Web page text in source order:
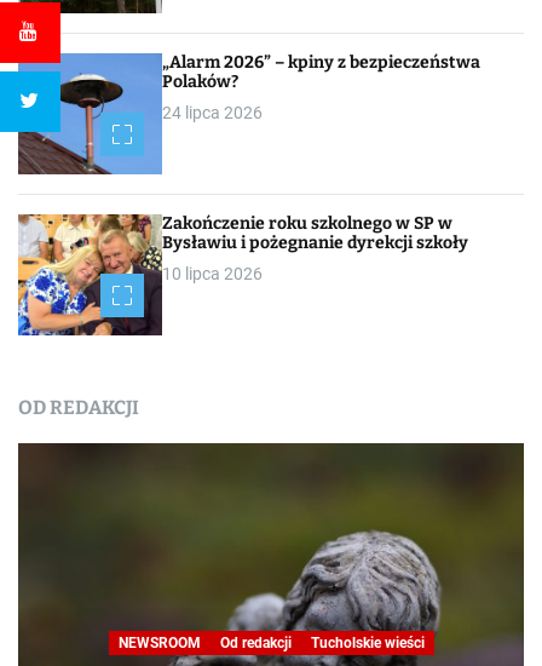
„Alarm 2026” – kpiny z bezpieczeństwa
Polaków?
24 lipca 2026
Zakończenie roku szkolnego w SP w
Bysławiu i pożegnanie dyrekcji szkoły
10 lipca 2026
OD REDAKCJI
NEWSROOM Od redakcji Tucholskie wieści